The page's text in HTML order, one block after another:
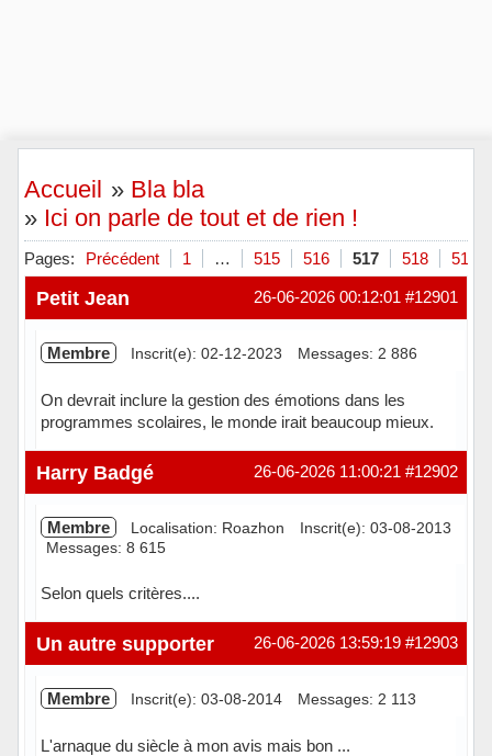
Accueil » Bla bla
» Ici on parle de tout et de rien !
Pages: Précédent 1 … 515 516 517 518 519
#12901
26-06-2026 00:12:01
Petit Jean
Membre Inscrit(e): 02-12-2023 Messages: 2 886
On devrait inclure la gestion des émotions dans les
programmes scolaires, le monde irait beaucoup mieux.
En ligne #12902
26-06-2026 11:00:21
Harry Badgé
Membre Localisation: Roazhon
Inscrit(e): 03-08-2013
Messages: 8 615
Selon quels critères....
Hors ligne #12903
26-06-2026 13:59:19
Un autre supporter
Membre Inscrit(e): 03-08-2014 Messages: 2 113
L'arnaque du siècle à mon avis mais bon ...